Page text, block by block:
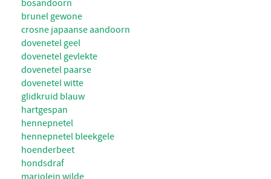
bosandoorn
brunel gewone
crosne japaanse aandoorn
dovenetel geel
dovenetel gevlekte
dovenetel paarse
dovenetel witte
glidkruid blauw
hartgespan
hennepnetel
hennepnetel bleekgele
hoenderbeet
hondsdraf
marjolein wilde